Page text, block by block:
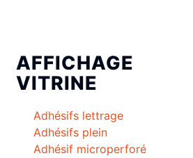
AFFICHAGE
VITRINE
Adhésifs lettrage
Adhésifs plein
Adhésif microperforé